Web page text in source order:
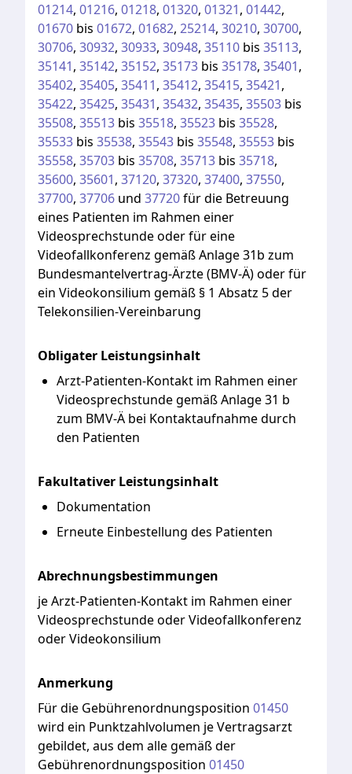
01214, 01216, 01218, 01320, 01321, 01442,
01670 bis 01672, 01682, 25214, 30210, 30700,
30706, 30932, 30933, 30948, 35110 bis 35113,
35141, 35142, 35152, 35173 bis 35178, 35401,
35402, 35405, 35411, 35412, 35415, 35421,
35422, 35425, 35431, 35432, 35435, 35503 bis
35508, 35513 bis 35518, 35523 bis 35528,
35533 bis 35538, 35543 bis 35548, 35553 bis
35558, 35703 bis 35708, 35713 bis 35718,
35600, 35601, 37120, 37320, 37400, 37550,
37700, 37706 und 37720fürdie Betreuung
eines Patienten im Rahmen einer
Videosprechstundeoderfüreine
Videofallkonferenz gemäßAnlage31b zum
Bundesmantelvertrag-Ärzte(BMV-Ä)oderfür
ein Videokonsilium gemäß § 1 Absatz 5der
Telekonsilien-Vereinbarung
Obligater Leistungsinhalt
Arzt-Patienten-Kontakt im Rahmen einer
Videosprechstunde gemäß Anlage 31 b
zum BMV-Ä bei Kontaktaufnahme durch
den Patienten
Fakultativer Leistungsinhalt
Dokumentation
Erneute Einbestellung des Patienten
Abrechnungsbestimmungen
je Arzt-Patienten-Kontakt im Rahmen einer
Videosprechstunde oder Videofallkonferenz
oder Videokonsilium
Anmerkung
Fürdie Gebührenordnungsposition 01450
wird ein Punktzahlvolumen jeVertragsarzt
gebildet, aus dem allegemäßder
Gebührenordnungsposition 01450